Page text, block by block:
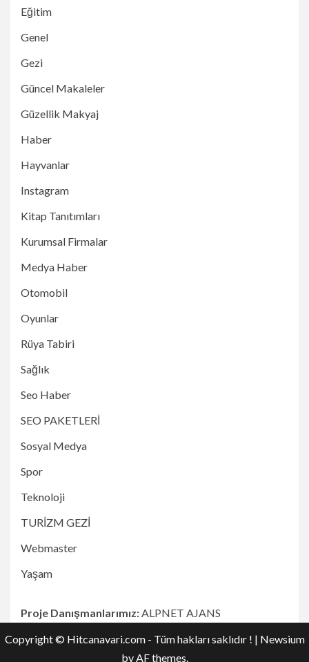
Eğitim
Genel
Gezi
Güncel Makaleler
Güzellik Makyaj
Haber
Hayvanlar
Instagram
Kitap Tanıtımları
Kurumsal Firmalar
Medya Haber
Otomobil
Oyunlar
Rüya Tabiri
Sağlık
Seo Haber
SEO PAKETLERİ
Sosyal Medya
Spor
Teknoloji
TURİZM GEZİ
Webmaster
Yaşam
Proje Danışmanlarımız: ALPNET AJANS
Copyright © Hitcanavari.com - Tüm hakları saklıdır ! | Newsium
by AF themes.